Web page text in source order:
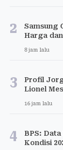
2
Samsung
Harga
8 jam lalu
3
Profil
Lionel
16 jam lalu
4
BPS:
Kondisi